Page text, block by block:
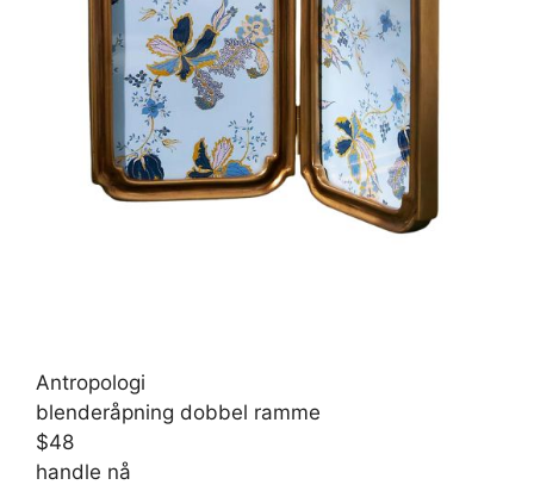
Antropologi
blenderåpning dobbel ramme
$48
handle nå